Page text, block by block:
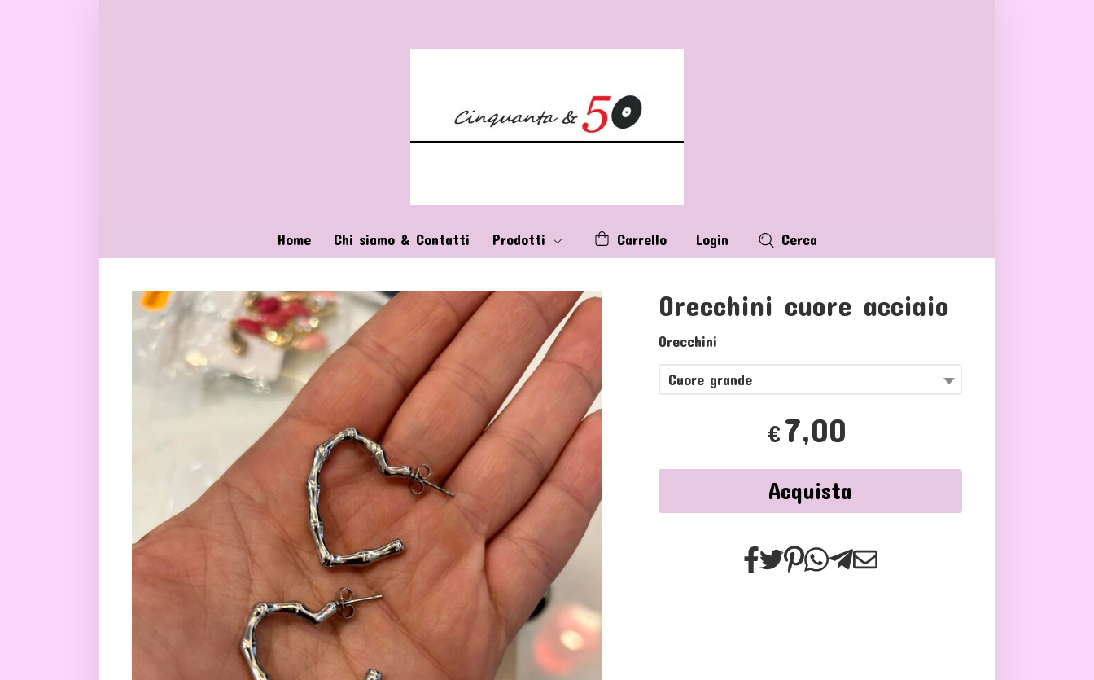
Home Chi siamo & Contatti Prodotti Carrello Login Cerca
Orecchini cuore acciaio
Orecchini
Cuore grande
€ 7,00
Acquista